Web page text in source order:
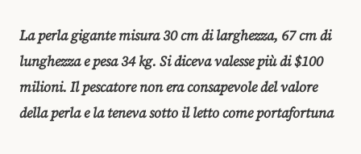
La perla gigante misura 30 cm di larghezza, 67 cm di
lunghezza e pesa 34 kg. Si diceva valesse più di $100
milioni. Il pescatore non era consapevole del valore
della perla e la teneva sotto il letto come portafortuna